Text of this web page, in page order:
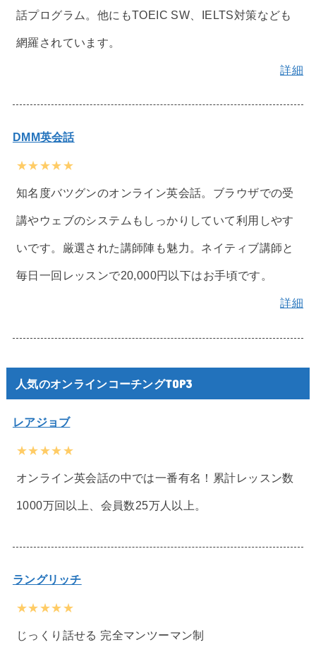
話プログラム。他にもTOEIC SW、IELTS対策なども
網羅されています。
詳細
DMM英会話
★★★★★
知名度バツグンのオンライン英会話。ブラウザでの受
講やウェブのシステムもしっかりしていて利用しやす
いです。厳選された講師陣も魅力。ネイティブ講師と
毎日一回レッスンで20,000円以下はお手頃です。
詳細
人気のオンラインコーチングTOP3
レアジョブ
★★★★★
オンライン英会話の中では一番有名！累計レッスン数
1000万回以上、会員数25万人以上。
ラングリッチ
★★★★★
じっくり話せる 完全マンツーマン制